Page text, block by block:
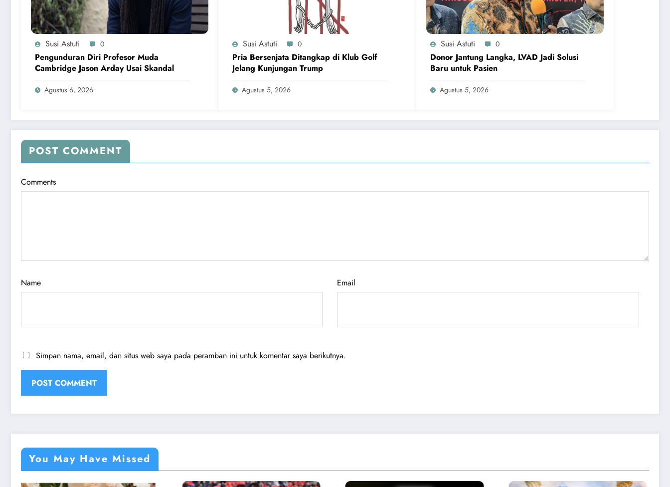
Susi Astuti 0
Pengunduran Diri Profesor Muda
Cambridge Jason Arday Usai Skandal
Agustus 6, 2026
Susi Astuti 0
Pria Bersenjata Ditangkap di Klub Golf
Jelang Kunjungan Trump
Agustus 5, 2026
Susi Astuti 0
Donor Jantung Langka, LVAD Jadi Solusi
Baru untuk Pasien
Agustus 5, 2026
POST COMMENT
Comments
Name Email
Simpan nama, email, dan situs web saya pada peramban ini untuk komentar saya berikutnya.
You May Have Missed